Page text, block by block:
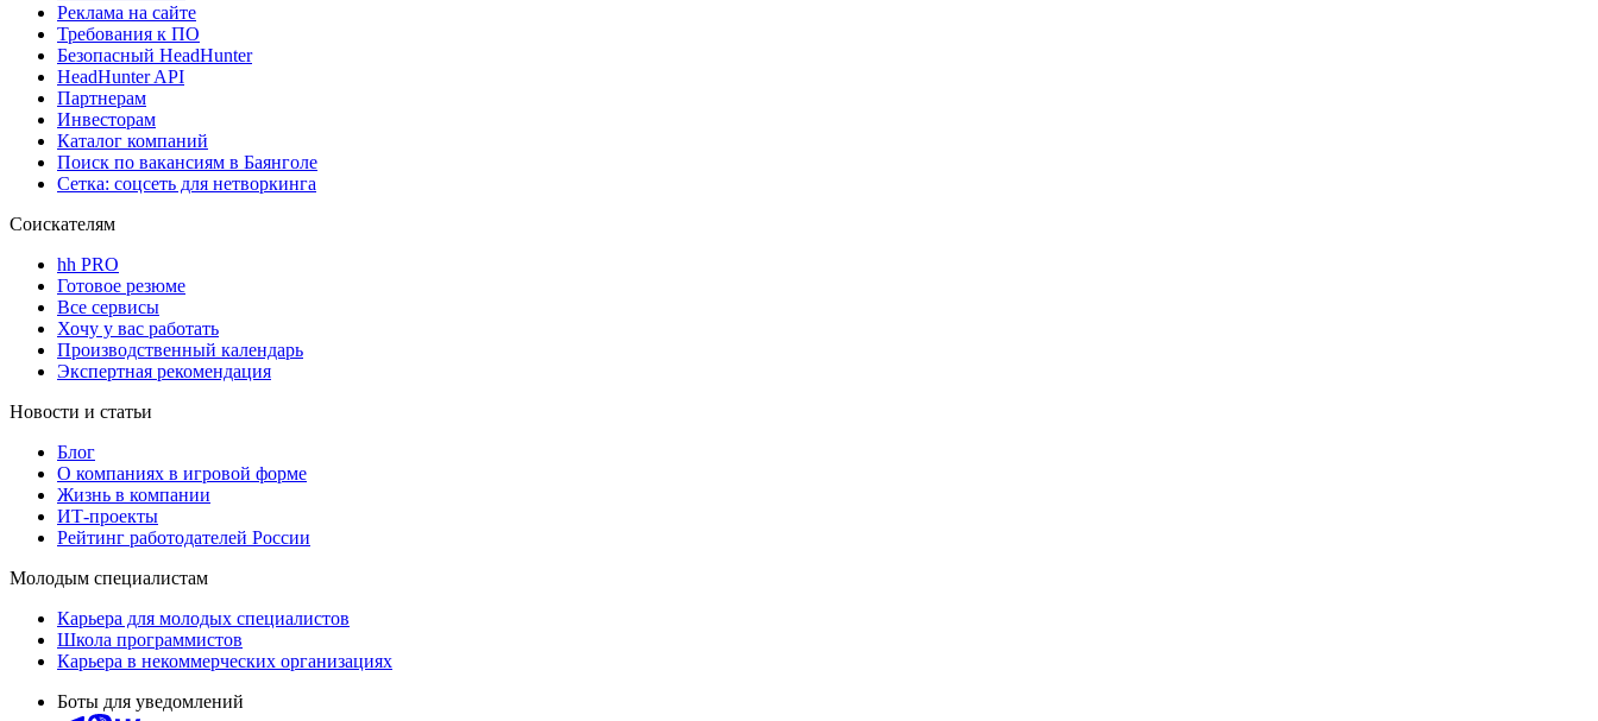
Реклама на сайте
Требования к ПО
Безопасный HeadHunter
HeadHunter API
Партнерам
Инвесторам
Каталог компаний
Поиск по вакансиям в Баянголе
Сетка: соцсеть для нетворкинга
Соискателям
hh PRO
Готовое резюме
Все сервисы
Хочу у вас работать
Производственный календарь
Экспертная рекомендация
Новости и статьи
Блог
О компаниях в игровой форме
Жизнь в компании
ИТ-проекты
Рейтинг работодателей России
Молодым специалистам
Карьера для молодых специалистов
Школа программистов
Карьера в некоммерческих организациях
Боты для уведомлений